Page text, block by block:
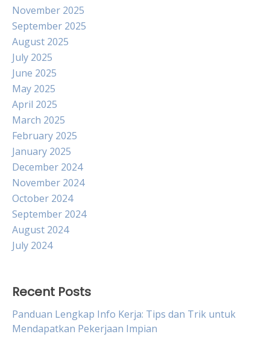
November 2025
September 2025
August 2025
July 2025
June 2025
May 2025
April 2025
March 2025
February 2025
January 2025
December 2024
November 2024
October 2024
September 2024
August 2024
July 2024
Recent Posts
Panduan Lengkap Info Kerja: Tips dan Trik untuk
Mendapatkan Pekerjaan Impian